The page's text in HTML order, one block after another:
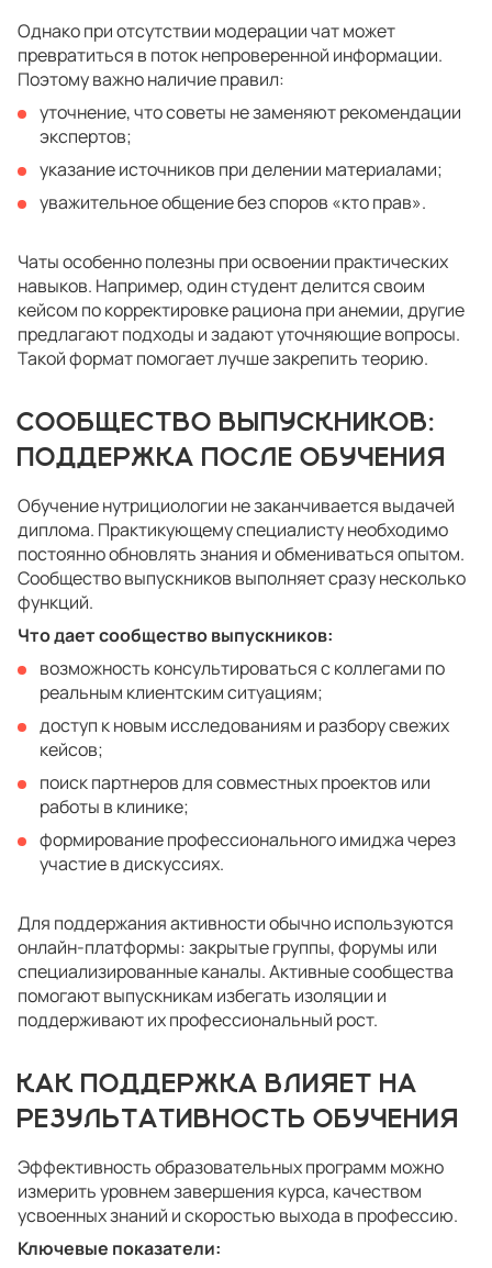
Однако при отсутствии модерации чат может
превратиться в поток непроверенной информации.
Поэтому важно наличие правил:
уточнение, что советы не заменяют рекомендации
экспертов;
указание источников при делении материалами;
уважительное общение без споров «кто прав».
Чаты особенно полезны при освоении практических
навыков. Например, один студент делится своим
кейсом по корректировке рациона при анемии, другие
предлагают подходы и задают уточняющие вопросы.
Такой формат помогает лучше закрепить теорию.
СООБЩЕСТВО ВЫПУСКНИКОВ:
ПОДДЕРЖКА ПОСЛЕ ОБУЧЕНИЯ
Обучение нутрициологии не заканчивается выдачей
диплома. Практикующему специалисту необходимо
постоянно обновлять знания и обмениваться опытом.
Сообщество выпускников выполняет сразу несколько
функций.
Что дает сообщество выпускников:
возможность консультироваться с коллегами по
реальным клиентским ситуациям;
доступ к новым исследованиям и разбору свежих
кейсов;
поиск партнеров для совместных проектов или
работы в клинике;
формирование профессионального имиджа через
участие в дискуссиях.
Для поддержания активности обычно используются
онлайн-платформы: закрытые группы, форумы или
специализированные каналы. Активные сообщества
помогают выпускникам избегать изоляции и
поддерживают их профессиональный рост.
КАК ПОДДЕРЖКА ВЛИЯЕТ НА
РЕЗУЛЬТАТИВНОСТЬ ОБУЧЕНИЯ
Эффективность образовательных программ можно
измерить уровнем завершения курса, качеством
усвоенных знаний и скоростью выхода в профессию.
Ключевые показатели: